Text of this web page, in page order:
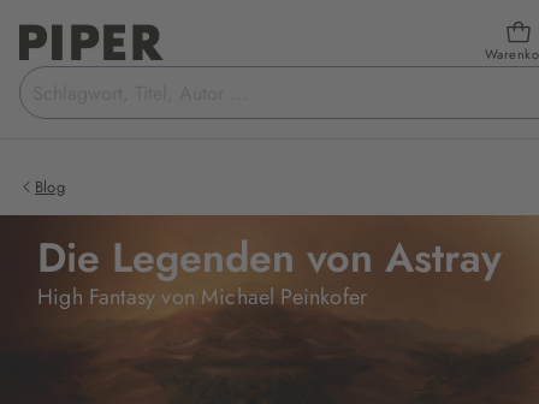
Suchbegriff
eingeben
Blog
Die Legenden von Astray
High Fantasy von Michael Peinkofer